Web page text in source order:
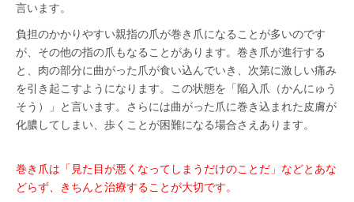
言います。
負担のかかりやすい親指の爪が巻き爪になることが多いのです
が、その他の指の爪もなることがあります。巻き爪が進行する
と、肉の部分に曲がった爪が食い込んでいき、次第に激しい痛み
を引き起こすようになります。この状態を「陥入爪（かんにゅう
そう）」と言います。さらには曲がった爪に巻き込まれた皮膚が
化膿してしまい、歩くことが困難になる場合さえあります。
巻き爪は「見た目が悪くなってしまうだけのことだ」などとあな
どらず、きちんと治療することが大切です。